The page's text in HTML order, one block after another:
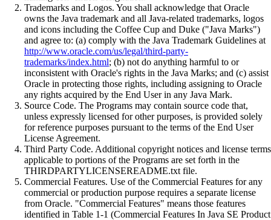
Trademarks and Logos. You shall acknowledge that Oracle
owns the Java trademark and all Java-related trademarks, logos
and icons including the Coffee Cup and Duke ("Java Marks")
and agree to: (a) comply with the Java Trademark Guidelines at
http://www.oracle.com/us/legal/third-party-
trademarks/index.html; (b) not do anything harmful to or
inconsistent with Oracle's rights in the Java Marks; and (c) assist
Oracle in protecting those rights, including assigning to Oracle
any rights acquired by the End User in any Java Mark.
Source Code. The Programs may contain source code that,
unless expressly licensed for other purposes, is provided solely
for reference purposes pursuant to the terms of the End User
License Agreement.
Third Party Code. Additional copyright notices and license terms
applicable to portions of the Programs are set forth in the
THIRDPARTYLICENSEREADME.txt file.
Commercial Features. Use of the Commercial Features for any
commercial or production purpose requires a separate license
from Oracle. "Commercial Features" means those features
identified in Table 1-1 (Commercial Features In Java SE Product